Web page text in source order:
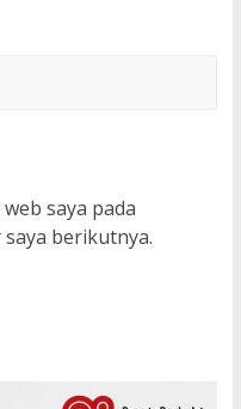
saya pada
berikutnya.